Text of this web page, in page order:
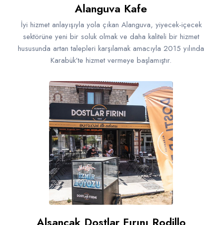
Alanguva Kafe
İyi hizmet anlayışıyla yola çıkan Alanguva, yiyecek-içecek
sektörüne yeni bir soluk olmak ve daha kaliteli bir hizmet
hususunda artan talepleri karşılamak amacıyla 2015 yılında
Karabük’te hizmet vermeye başlamıştır.